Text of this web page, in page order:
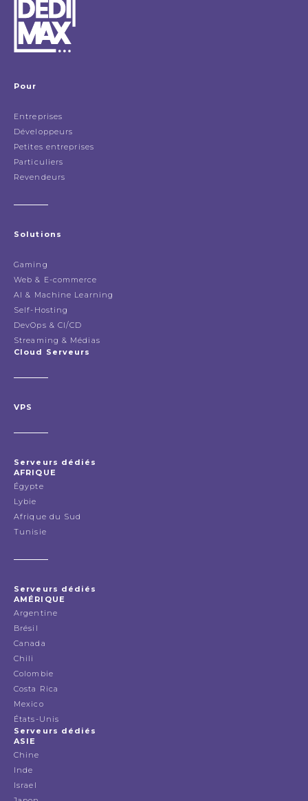
Pour
Entreprises
Développeurs
Petites entreprises
Particuliers
Revendeurs
Solutions
Gaming
Web & E-commerce
AI & Machine Learning
Self-Hosting
DevOps & CI/CD
Streaming & Médias
Cloud Serveurs
VPS
Serveurs dédiés
AFRIQUE
Égypte
Lybie
Afrique du Sud
Tunisie
Serveurs dédiés
AMÉRIQUE
Argentine
Brésil
Canada
Chili
Colombie
Costa Rica
Mexico
États-Unis
Serveurs dédiés
ASIE
Chine
Inde
Israel